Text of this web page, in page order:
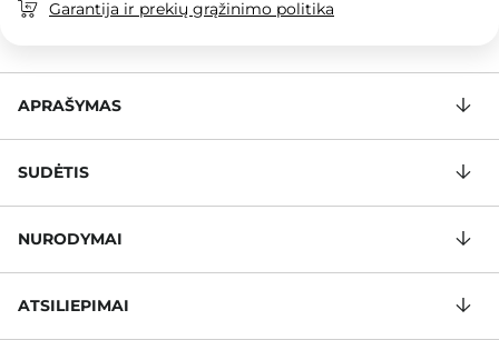
Garantija ir prekių grąžinimo politika
APRAŠYMAS
SUDĖTIS
NURODYMAI
ATSILIEPIMAI